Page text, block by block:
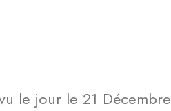
le jour le 21